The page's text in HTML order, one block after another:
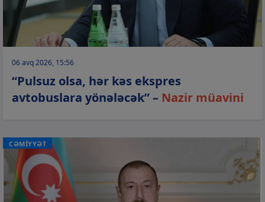
06 avq 2026, 15:56
“Pulsuz olsa, hər kəs ekspres
avtobuslara yönələcək” – Nazir müavini
CƏMİYYƏT